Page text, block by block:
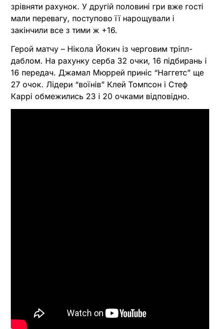
зрівняти рахунок. У другій половині гри вже гості
мали перевагу, поступово її нарощували і
закінчили все з тими ж +16.
Герой матчу – Нікола Йокич із черговим тріпл-
даблом. На рахунку серба 32 очки, 16 підбирань і
16 передач. Джамал Мюррей приніс “Наггетс” ще
27 очок. Лідери “воїнів” Клей Томпсон і Стеф
Каррі обмежились 23 і 20 очками відповідно.